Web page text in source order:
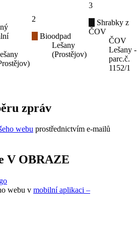
2
Bioodpad
Lešany
(Prostějov)
3
Shrabky z
ČOV
ČOV
Lešany -
parc.č.
1152/1
zpráv
webu prostřednictvím e-mailů
V OBRAZE
webu v mobilní aplikaci –